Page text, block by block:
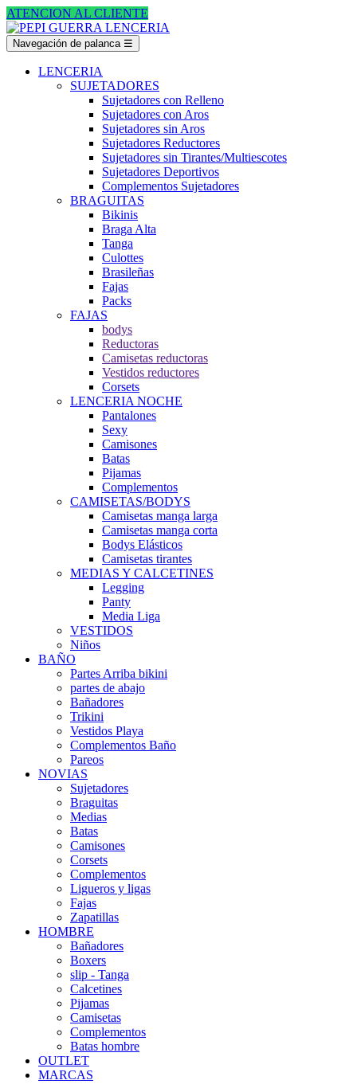
ATENCION AL CLIENTE
Navegación de palanca ☰
LENCERIA
SUJETADORES
Sujetadores con Relleno
Sujetadores con Aros
Sujetadores sin Aros
Sujetadores Reductores
Sujetadores sin Tirantes/Multiescotes
Sujetadores Deportivos
Complementos Sujetadores
BRAGUITAS
Bikinis
Braga Alta
Tanga
Culottes
Brasileñas
Fajas
Packs
FAJAS
bodys
Reductoras
Camisetas reductoras
Vestidos reductores
Corsets
LENCERIA NOCHE
Pantalones
Sexy
Camisones
Batas
Pijamas
Complementos
CAMISETAS/BODYS
Camisetas manga larga
Camisetas manga corta
Bodys Elásticos
Camisetas tirantes
MEDIAS Y CALCETINES
Legging
Panty
Media Liga
VESTIDOS
Niños
BAÑO
Partes Arriba bikini
partes de abajo
Bañadores
Trikini
Vestidos Playa
Complementos Baño
Pareos
NOVIAS
Sujetadores
Braguitas
Medias
Batas
Camisones
Corsets
Complementos
Ligueros y ligas
Fajas
Zapatillas
HOMBRE
Bañadores
Boxers
slip - Tanga
Calcetines
Pijamas
Camisetas
Complementos
Batas hombre
OUTLET
MARCAS